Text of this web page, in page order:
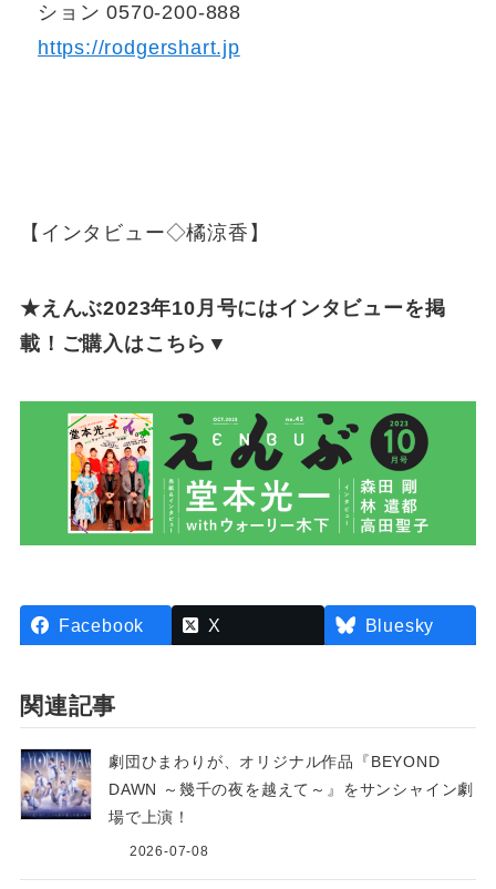
ション 0570-200-888
https://rodgershart.jp
【インタビュー◇橘涼香】
★えんぶ2023年10月号にはインタビューを掲
載！ご購入はこちら▼
Facebook X Bluesky
関連記事
劇団ひまわりが、オリジナル作品『BEYOND
DAWN ～幾千の夜を越えて～』をサンシャイン劇
場で上演！
2026-07-08